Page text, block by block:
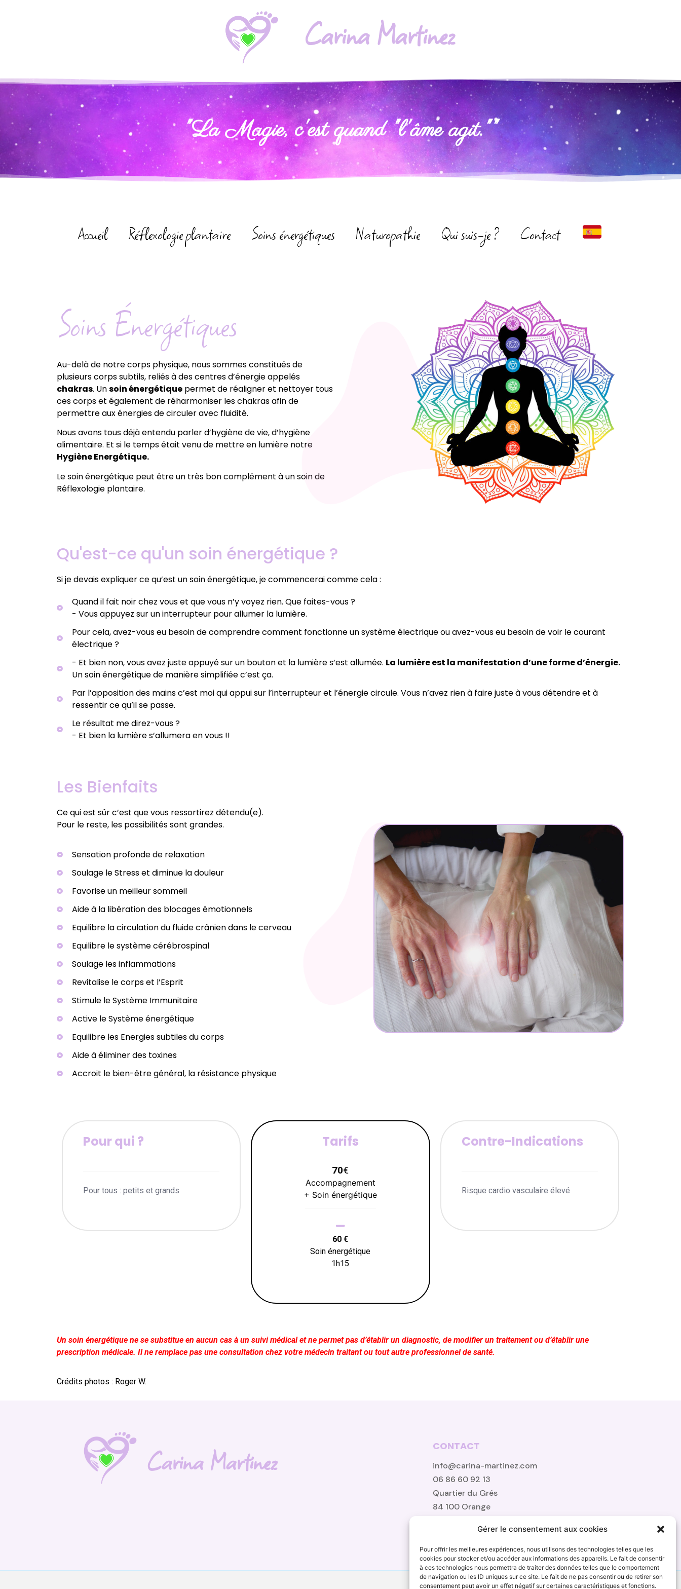
Gérer le consentement aux cookies
Pour offrir les meilleures expériences, nous utilisons des technologies telles que les
cookies pour stocker et/ou accéder aux informations des appareils. Le fait de consentir
à ces technologies nous permettra de traiter des données telles que le comportement
de navigation ou les ID uniques sur ce site. Le fait de ne pas consentir ou de retirer son
consentement peut avoir un effet négatif sur certaines caractéristiques et fonctions.
Carina Martinez
"La Magie, c'est quand "l'âme agit.""
Accueil Réflexologie plantaire Soins énergétiques Naturopathie Qui suis-je ? Contact
Soins Énergétiques
Au-delà de notre corps physique, nous sommes constitués de
plusieurs corps subtils, reliés à des centres d’énergie appelés
chakras. Unsoin énergétique permet de réaligner et nettoyer tous
ces corps et également de réharmoniser les chakras afin de
permettre aux énergies de circuler avec fluidité.
Nous avons tous déjà entendu parler d’hygiène de vie, d’hygiène
alimentaire. Et si le temps était venu de mettre en lumière notre
Hygiène Energétique.
Le soin énergétique peut être un très bon complément à un soin de
Réflexologie plantaire.
Qu'est-ce qu'un soin énergétique ?
Si je devais expliquer ce qu’est un soin énergétique, je commencerai comme cela :
Quand il fait noir chez vous et que vous n’y voyez rien. Que faites-vous ?
- Vous appuyez sur un interrupteur pour allumer la lumière.
Pour cela, avez-vous eu besoin de comprendre comment fonctionne un système électrique ou avez-vous eu besoin de voir le courant
électrique ?
- Et bien non, vous avez juste appuyé sur un bouton et la lumière s’est allumée. La lumière est la manifestation d’une forme d’énergie.
Un soin énergétique de manière simplifiée c’est ça.
Par l’apposition des mains c’est moi qui appui sur l’interrupteur et l’énergie circule. Vous n’avez rien à faire juste à vous détendre et à
ressentir ce qu’il se passe.
Le résultat me direz-vous ?
- Et bien la lumière s’allumera en vous !!
Les Bienfaits
Ce qui est sûr c’est que vous ressortirez détendu(e).
Pour le reste, les possibilités sont grandes.
Sensation profonde de relaxation
Soulage le Stress et diminue la douleur
Favorise un meilleur sommeil
Aide à la libération des blocages émotionnels
Equilibre la circulation du fluide crânien dans le cerveau
Equilibre le système cérébrospinal
Soulage les inflammations
Revitalise le corps et l’Esprit
Stimule le Système Immunitaire
Active le Système énergétique
Equilibre les Energies subtiles du corps
Aide à éliminer des toxines
Accroit le bien-être général, la résistance physique
Pour qui ?
Pour tous : petits et grands
Tarifs
70€
Accompagnement
+ Soin énergétique
60 €
Soin énergétique
1h15
Contre-Indications
Risque cardio vasculaire élevé
Un soin énergétique ne se substitue en aucun cas à un suivi médical et ne permet pas d’établir un diagnostic, de modifier un traitement ou d’établir une
prescription médicale. Il ne remplace pas une consultation chez votre médecin traitant ou tout autre professionnel de santé.
Crédits photos : Roger W.
Carina Martinez CONTACT
info@carina-martinez.com
06 86 60 92 13
Quartier du Grés
84 100 Orange
Politique de confidentialité Mentions légales